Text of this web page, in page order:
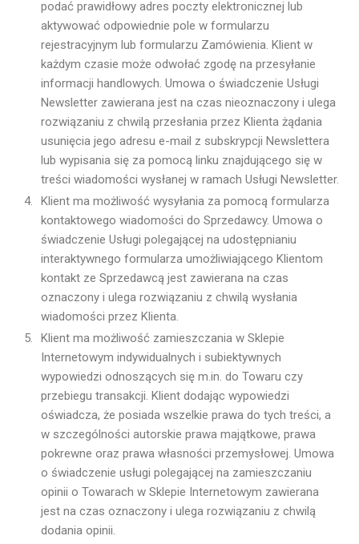
podać prawidłowy adres poczty elektronicznej lub
aktywować odpowiednie pole w formularzu
rejestracyjnym lub formularzu Zamówienia. Klient w
każdym czasie może odwołać zgodę na przesyłanie
informacji handlowych. Umowa o świadczenie Usługi
Newsletter zawierana jest na czas nieoznaczony i ulega
rozwiązaniu z chwilą przesłania przez Klienta żądania
usunięcia jego adresu e-mail z subskrypcji Newslettera
lub wypisania się za pomocą linku znajdującego się w
treści wiadomości wysłanej w ramach Usługi Newsletter.
Klient ma możliwość wysyłania za pomocą formularza
kontaktowego wiadomości do Sprzedawcy. Umowa o
świadczenie Usługi polegającej na udostępnianiu
interaktywnego formularza umożliwiającego Klientom
kontakt ze Sprzedawcą jest zawierana na czas
oznaczony i ulega rozwiązaniu z chwilą wysłania
wiadomości przez Klienta.
Klient ma możliwość zamieszczania w Sklepie
Internetowym indywidualnych i subiektywnych
wypowiedzi odnoszących się m.in. do Towaru czy
przebiegu transakcji. Klient dodając wypowiedzi
oświadcza, że posiada wszelkie prawa do tych treści, a
w szczególności autorskie prawa majątkowe, prawa
pokrewne oraz prawa własności przemysłowej. Umowa
o świadczenie usługi polegającej na zamieszczaniu
opinii o Towarach w Sklepie Internetowym zawierana
jest na czas oznaczony i ulega rozwiązaniu z chwilą
dodania opinii.